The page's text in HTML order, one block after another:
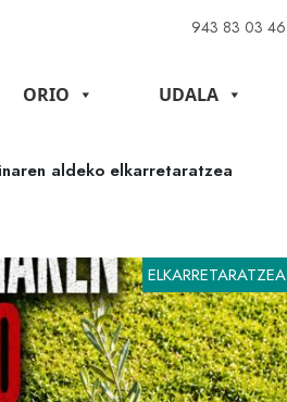
943 83 03 46
ORIO UDALA
aldeko elkarretaratzea
ELKARRETARATZEA